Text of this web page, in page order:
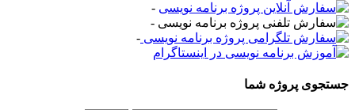
-
-
-
جستجوی پروژه شما